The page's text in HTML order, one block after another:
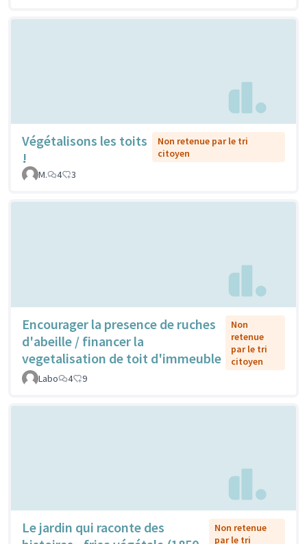
Végétalisons les toits
!
Non retenue par le tri
citoyen
M.
4 3
Encourager la presence de ruches
d'abeille / financer la
vegetalisation de toit d'immeuble
Non
retenue
par le tri
citoyen
Labo
4 9
Le jardin qui raconte des
Non retenue
par le tri